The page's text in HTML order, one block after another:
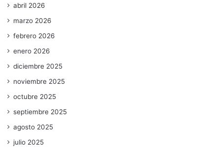
abril 2026
marzo 2026
febrero 2026
enero 2026
diciembre 2025
noviembre 2025
octubre 2025
septiembre 2025
agosto 2025
julio 2025